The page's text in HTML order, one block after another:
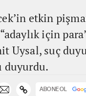
etkin
için
Uysal, suç
duyurdu.
ABONE OL